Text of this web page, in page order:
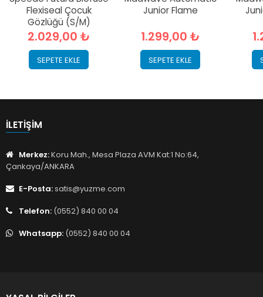
Flexiseal Çocuk
Gözlüğü (S/M)
2.029,00 ₺
SEPETE EKLE
Junior Flame
1.299,00 ₺
SEPETE EKLE
İLETIŞIM
Merkez:Koru Mah., Mesa Plaza AVM Kat:1 No:64,
Çankaya/ANKARA
E-Posta:satis@yuzme.com
Telefon: (0552) 840 00 04
Whatsapp: (0552) 840 00 04